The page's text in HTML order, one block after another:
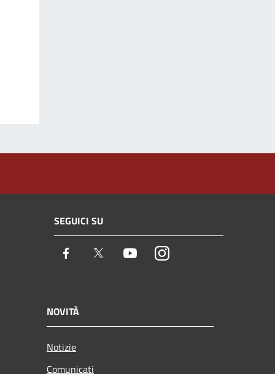
SEGUICI SU
Facebook Twitter YoutubeInstagram
NOVITÀ
Notizie
Comunicati